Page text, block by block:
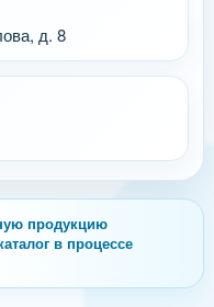
д. 8
продукцию
в процессе